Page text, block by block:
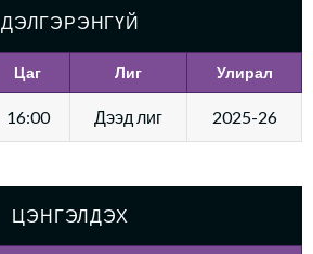
ДЭЛГЭРЭНГҮЙ
Цаг Лиг Улирал
16:00 Дээд лиг 2025-26
ЦЭНГЭЛДЭХ